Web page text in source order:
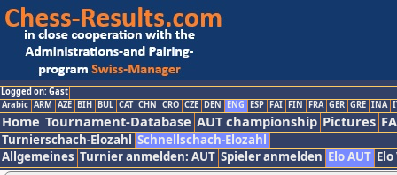
Logged on: Gast
Arabic ARM AZE BIH BUL CAT CHN CRO CZE DEN ENG ESP FAI FIN FRA GER GRE INA
Home Tournament-Database AUT championship Pictures
Turnierschach-Elozahl Schnellschach-Elozahl
Allgemeines Turnier anmelden: AUT Spieler anmelden Elo AUT